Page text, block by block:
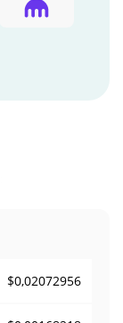
$0,02072956